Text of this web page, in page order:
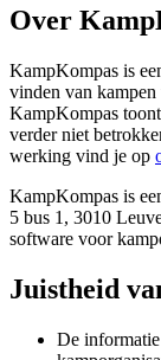
Over
KampKompas is
vinden van
KampKompas
verder niet
werking vind je op
KampKompas is
5 bus 1, 3010
software voor
Juistheid
De